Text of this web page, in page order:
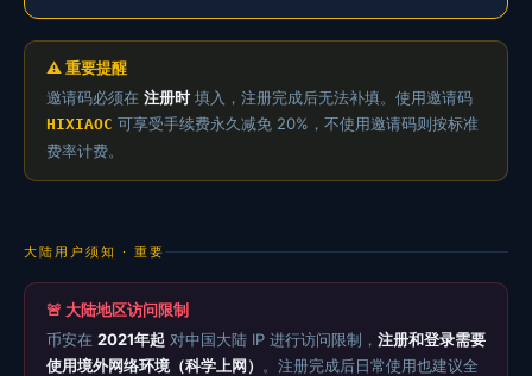
⚠️ 重要提醒
邀请码必须在 注册时填入，注册完成后无法补填。使用邀请码
HIXIAOC 可享受手续费永久减免 20%，不使用邀请码则按标准
费率计费。
大陆用户须知 · 重要
🚨 大陆地区访问限制
币安在 2021年起 对中国大陆 IP 进行访问限制， 注册和登录需要
使用境外网络环境（科学上网）
。注册完成后日常使用也建议全